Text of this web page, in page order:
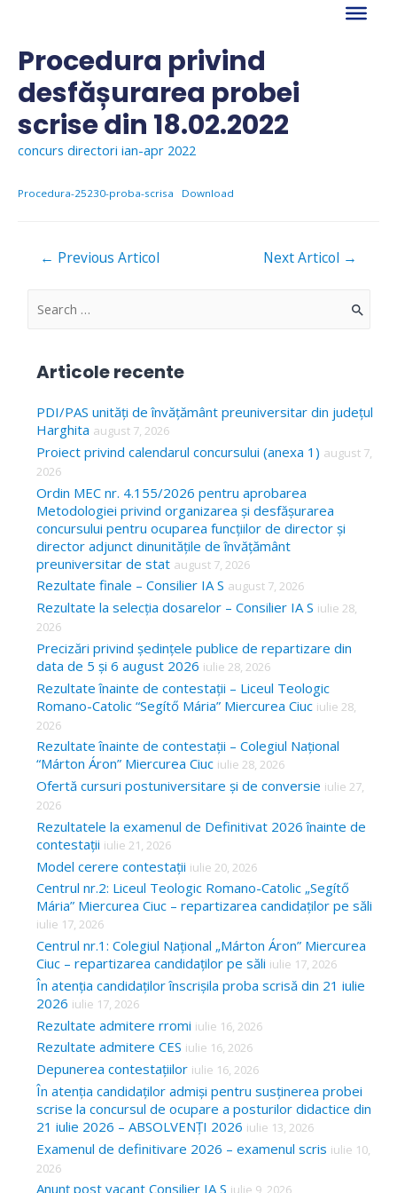
contentProcedura privind
desfășurarea probei
scrise din 18.02.2022
concurs directori ian-apr 2022
Procedura-25230-proba-scrisa Download
Navigare
← Previous Articol Next Articol →
S
c
h
f
o
r
Articole recente
PDI/PAS unități de învățământ preuniversitar din județul
Harghita august 7, 2026
Proiect privind calendarul concursului (anexa 1) august 7,
2026
Ordin MEC nr. 4.155/2026 pentru aprobarea
Metodologiei privind organizarea și desfășurarea
concursului pentru ocuparea funcțiilor de director și
director adjunct dinunitățile de învățământ
preuniversitar de stat august 7, 2026
Rezultate finale – Consilier IA S august 7, 2026
Rezultate la selecția dosarelor – Consilier IA S iulie 28,
2026
Precizări privind ședințele publice de repartizare din
data de 5 și 6 august 2026 iulie 28, 2026
Rezultate înainte de contestații – Liceul Teologic
Romano-Catolic “Segítő Mária” Miercurea Ciuc iulie 28,
2026
Rezultate înainte de contestații – Colegiul Național
“Márton Áron” Miercurea Ciuc iulie 28, 2026
Ofertă cursuri postuniversitare și de conversie iulie 27,
2026
Rezultatele la examenul de Definitivat 2026 înainte de
contestații iulie 21, 2026
Model cerere contestații iulie 20, 2026
Centrul nr.2: Liceul Teologic Romano-Catolic „Segítő
Mária” Miercurea Ciuc – repartizarea candidaților pe săli
iulie 17, 2026
Centrul nr.1: Colegiul Național „Márton Áron” Miercurea
Ciuc – repartizarea candidaților pe săli iulie 17, 2026
În atenția candidaților înscrișila proba scrisă din 21 iulie
2026 iulie 17, 2026
Rezultate admitere rromi iulie 16, 2026
Rezultate admitere CES iulie 16, 2026
Depunerea contestațiilor iulie 16, 2026
În atenția candidaților admiși pentru susținerea probei
scrise la concursul de ocupare a posturilor didactice din
21 iulie 2026 – ABSOLVENȚI 2026 iulie 13, 2026
Examenul de definitivare 2026 – examenul scris iulie 10,
2026
Anunț post vacant Consilier IA S iulie 9, 2026